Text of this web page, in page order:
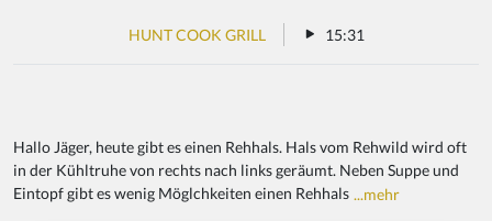
HUNT COOK GRILL 15:31
Hallo Jäger, heute gibt es einen Rehhals. Hals vom Rehwild wird oft
in der Kühltruhe von rechts nach links geräumt. Neben Suppe und
Eintopf gibt es wenig Möglchkeiten einen Rehhals ...mehr